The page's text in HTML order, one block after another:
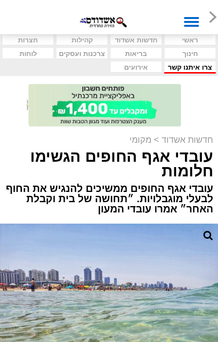
ראשי חדשות אשדוד קהילות
חצרות
חינוך
בריאות צרכנות ועסקים
לוחות
צרו איתנו קשר
אירועים
חדשות אשדוד > מקומי
עובדי אגף החופים הגשימו
חלומות
עובדי אגף החופים ממשיכים להנגיש את החוף
לבעלי מוגבלויות. ״תחושה של בית וקבלת
האחר״ אמרו עובדי המעון